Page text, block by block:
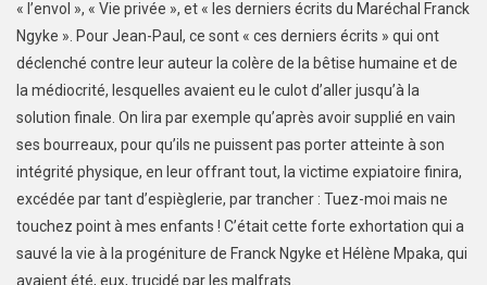
« l’envol », « Vie privée », et « les derniers écrits du Maréchal Franck
Ngyke ». Pour Jean-Paul, ce sont « ces derniers écrits » qui ont
déclenché contre leur auteur la colère de la bêtise humaine et de
la médiocrité, lesquelles avaient eu le culot d’aller jusqu’à la
solution finale. On lira par exemple qu’après avoir supplié en vain
ses bourreaux, pour qu’ils ne puissent pas porter atteinte à son
intégrité physique, en leur offrant tout, la victime expiatoire finira,
excédée par tant d’espièglerie, par trancher : Tuez-moi mais ne
touchez point à mes enfants ! C’était cette forte exhortation qui a
sauvé la vie à la progéniture de Franck Ngyke et Hélène Mpaka, qui
avaient été, eux, trucidé par les malfrats.